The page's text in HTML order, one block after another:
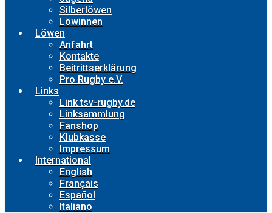
Silberlöwen
Löwinnen
Löwen
Anfahrt
Kontakte
Beitrittserklärung
Pro Rugby e.V.
Links
Link tsv-rugby.de
Linksammlung
Fanshop
Klubkasse
Impressum
International
English
Français
Español
Italiano